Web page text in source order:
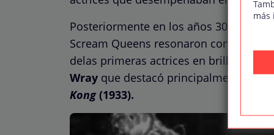
Posteriormente en los años 30, con la
Scream Queens resonaron con fuerza
delas primeras actrices en brillar en
Wray que destacó principalmente por
Kong(1933).
más